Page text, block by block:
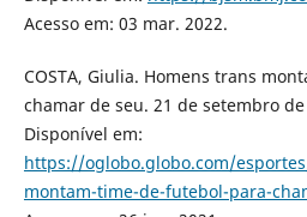
Acesso em: 03 mar. 2022.
COSTA, Giulia. Homens trans
chamar de seu. 21 de setembro
Disponível em:
https://oglobo.globo.com/
montam-time-de-futebol-para-